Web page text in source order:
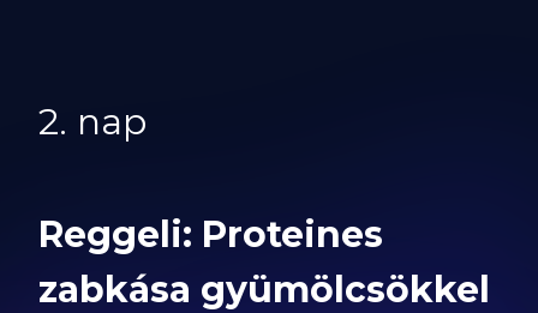
2. nap
Reggeli: Proteines
zabkása gyümölcsökkel